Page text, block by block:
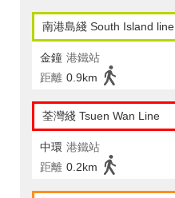
南港島綫 South Island line
金鐘 港鐵站
距離 0.9km
荃灣綫 Tsuen Wan Line
中環 港鐵站
距離 0.2km